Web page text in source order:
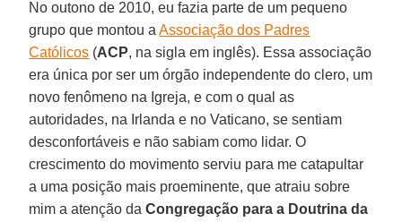
No outono de 2010, eu fazia parte de um pequeno
grupo que montou aAssociação dos Padres
Católicos (ACP, na sigla em inglês). Essa associação
era única por ser um órgão independente do clero, um
novo fenômeno na Igreja, e com o qual as
autoridades, na Irlanda e no Vaticano, se sentiam
desconfortáveis e não sabiam como lidar. O
crescimento do movimento serviu para me catapultar
a uma posição mais proeminente, que atraiu sobre
mim a atenção daCongregação para a Doutrina da